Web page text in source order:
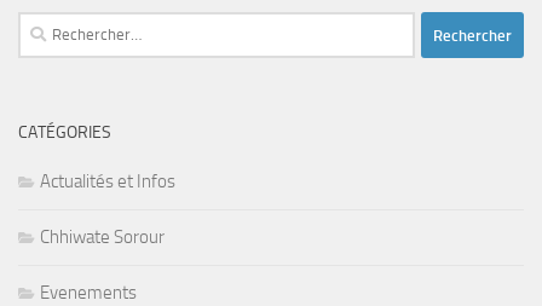
Rechercher :
CATÉGORIES
Actualités et Infos
Chhiwate Sorour
Evenements